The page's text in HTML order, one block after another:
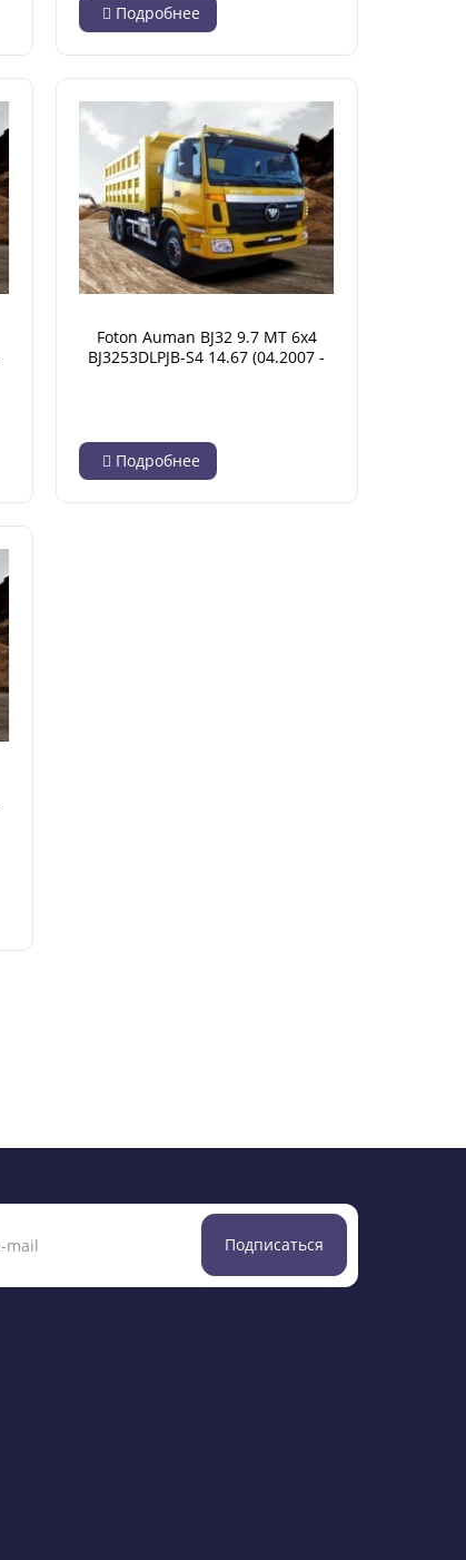
Подробнее
Foton Auman BJ32 9.7 MT 6x4
BJ3253DLPJB-S4 14.67 (04.2007 -
Подробнее
Подписаться